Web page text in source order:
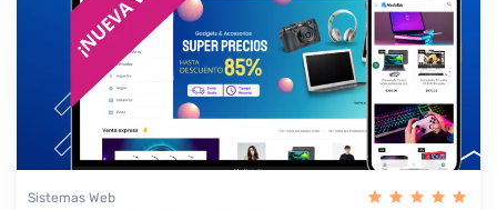
Sistemas Web